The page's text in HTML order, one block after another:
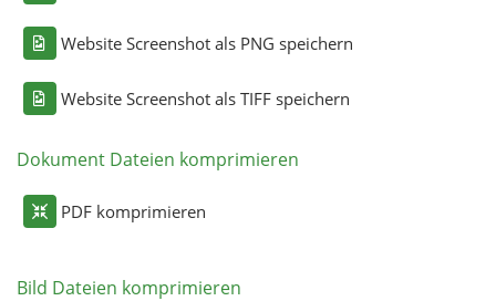
Website Screenshot als PNG speichern
Website Screenshot als TIFF speichern
Dokument Dateien komprimieren
PDF komprimieren
Bild Dateien komprimieren